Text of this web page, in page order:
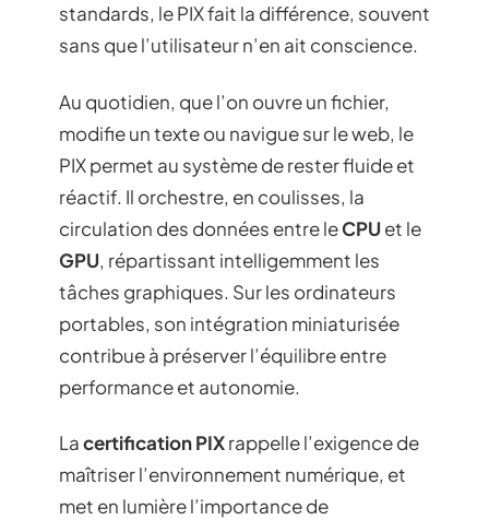
standards, le PIX fait la différence, souvent
sans que l’utilisateur n’en ait conscience.
Au quotidien, que l’on ouvre un fichier,
modifie un texte ou navigue sur le web, le
PIX permet au système de rester fluide et
réactif. Il orchestre, en coulisses, la
circulation des données entre leCPUet le
GPU, répartissant intelligemment les
tâches graphiques. Sur les ordinateurs
portables, son intégration miniaturisée
contribue à préserver l’équilibre entre
performance et autonomie.
Lacertification PIXrappelle l’exigence de
maîtriser l’environnement numérique, et
met en lumière l’importance de